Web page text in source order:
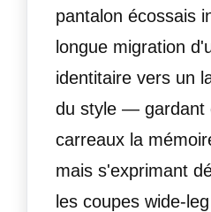
pantalon écossais
longue migration
identitaire vers un
du style — gardant
carreaux la
mais s'exprimant
les coupes wide-